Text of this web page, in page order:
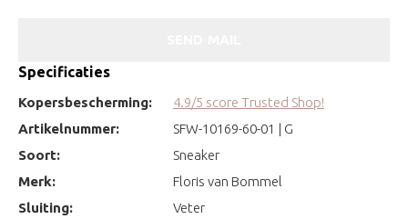
Specificaties
Kopersbescherming:
4.9/5 score Trusted Shop!
Artikelnummer:
SFW-10169-60-01 | G
Soort:
Sneaker
Merk:
Floris van Bommel
Sluiting:
Veter